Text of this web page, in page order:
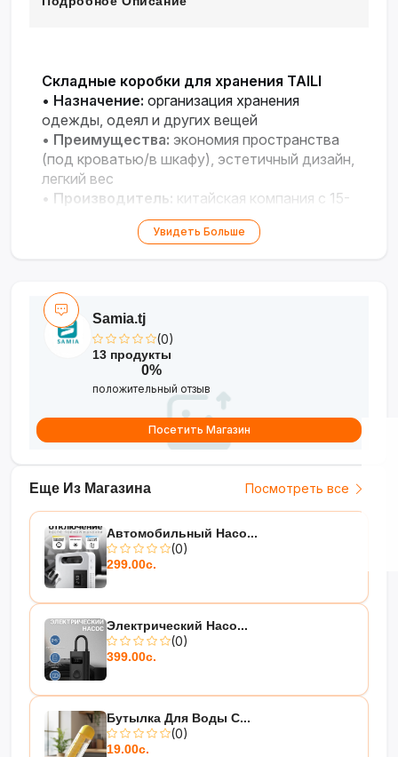
Складные коробки для хранения TAILI
• Назначение: организация хранения
одежды, одеял и других вещей
• Преимущества: экономия пространства
(под кроватью/в шкафу), эстетичный дизайн,
легкий вес
• Производитель: китайская компания с 15-
летним опытом, поставщик Carrefour/Wal-
из-за особенностей мониторов
Увидеть Больше
Еще Из Магазина Посмотреть все
Автомобильный Насо...
(0)
299.00с.
Электрический Насо...
(0)
399.00с.
Бутылка Для Воды С...
(0)
19.00с.
Samia.tj
(0)
13 продукты
0%
положительный отзыв
Посетить Магазин